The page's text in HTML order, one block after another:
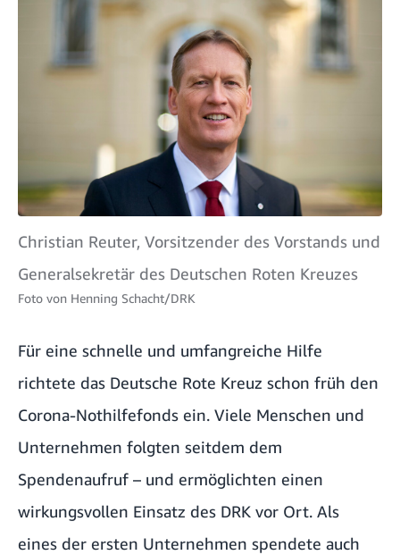
Christian Reuter, Vorsitzender des Vorstands und
Generalsekretär des Deutschen Roten Kreuzes
Foto von Henning Schacht/DRK
Für eine schnelle und umfangreiche Hilfe
richtete das Deutsche Rote Kreuz schon früh den
Corona-Nothilfefonds ein. Viele Menschen und
Unternehmen folgten seitdem dem
Spendenaufruf – und ermöglichten einen
wirkungsvollen Einsatz des DRK vor Ort. Als
eines der ersten Unternehmen spendete auch